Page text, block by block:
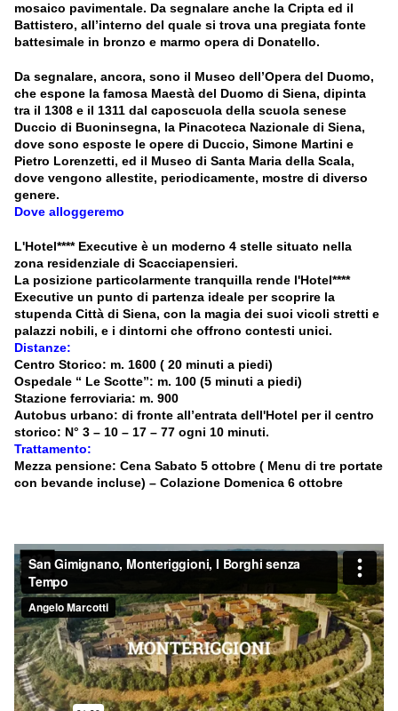
mosaico pavimentale. Da segnalare anche la Cripta ed il
Battistero, all’interno del quale si trova una pregiata fonte
battesimale in bronzo e marmo opera di Donatello.
Da segnalare, ancora, sono il Museo dell’Opera del Duomo,
che espone la famosa Maestà del Duomo di Siena, dipinta
tra il 1308 e il 1311 dal caposcuola della scuola senese
Duccio di Buoninsegna, la Pinacoteca Nazionale di Siena,
dove sono esposte le opere di Duccio, Simone Martini e
Pietro Lorenzetti, ed il Museo di Santa Maria della Scala,
dove vengono allestite, periodicamente, mostre di diverso
genere.
Dove alloggeremo
L'Hotel**** Executive è un moderno 4 stelle situato nella
zona residenziale di Scacciapensieri.
La posizione particolarmente tranquilla rende l'Hotel****
Executive un punto di partenza ideale per scoprire la
stupenda Città di Siena, con la magia dei suoi vicoli stretti e
palazzi nobili, e i dintorni che offrono contesti unici.
Distanze:
Centro Storico: m. 1600 ( 20 minuti a piedi)
Ospedale “ Le Scotte”: m. 100 (5 minuti a piedi)
Stazione ferroviaria: m. 900
Autobus urbano: di fronte all’entrata dell'Hotel per il centro
storico: N° 3 – 10 – 17 – 77 ogni 10 minuti.
Trattamento:
Mezza pensione: Cena Sabato 5 ottobre ( Menu di tre portate
con bevande incluse) – Colazione Domenica 6 ottobre